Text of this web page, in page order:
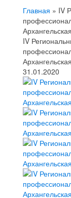
Главная » IV
IV
31.01.2020